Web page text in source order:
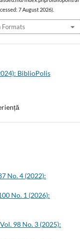
7 August 2026).
BiblioPolis
No. 4 (2022):
No. 1 (2026):
98 No. 3 (2025):